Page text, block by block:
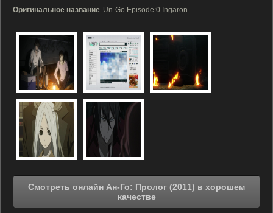
Оригинальное название Un-Go Episode:0 Ingaron
Смотреть онлайн Ан-Го: Пролог (2011) в хорошем
качестве